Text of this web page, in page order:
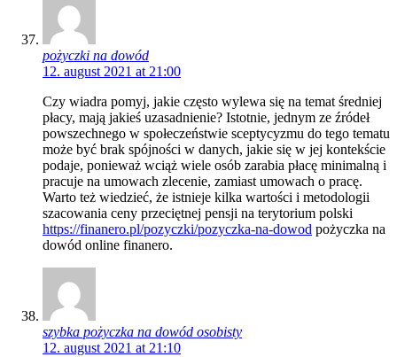
pożyczki na dowód
12. august 2021 at 21:00
Czy wiadra pomyj, jakie często wylewa się na temat średniej
płacy, mają jakieś uzasadnienie? Istotnie, jednym ze źródeł
powszechnego w społeczeństwie sceptycyzmu do tego tematu
może być brak spójności w danych, jakie się w jej kontekście
podaje, ponieważ wciąż wiele osób zarabia płacę minimalną i
pracuje na umowach zlecenie, zamiast umowach o pracę.
Warto też wiedzieć, że istnieje kilka wartości i metodologii
szacowania ceny przeciętnej pensji na terytorium polski
https://finanero.pl/pozyczki/pozyczka-na-dowod pożyczka na
dowód online finanero.
szybka pożyczka na dowód osobisty
12. august 2021 at 21:10